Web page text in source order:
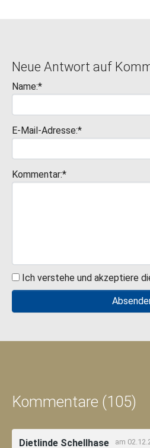
Neue Antwort auf
Name:*
E-Mail-Adresse:*
Kommentar:*
Ich verstehe und akzeptiere
Kommentare (105)
Dietlinde Schellhase am